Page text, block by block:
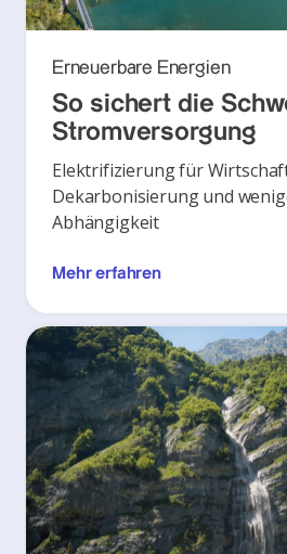
Erneuerbare Energien
So sichert die
Stromversorgung
Elektrifizierung für
Dekarbonisierung und
Abhängigkeit
Mehr erfahren